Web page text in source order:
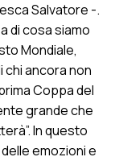
Salvatore -.
di cosa siamo
Mondiale,
chi ancora non
Coppa del
grande che
In questo
emozioni e